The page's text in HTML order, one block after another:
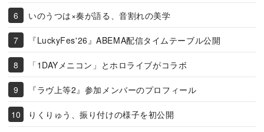
いのうつは×奏が語る、音割れの美学
『LuckyFes'26』ABEMA配信タイムテーブル公開
「1DAYメニコン」とホロライブがコラボ
『ラヴ上等2』参加メンバーのプロフィール
りくりゅう、振り付けの様子を初公開